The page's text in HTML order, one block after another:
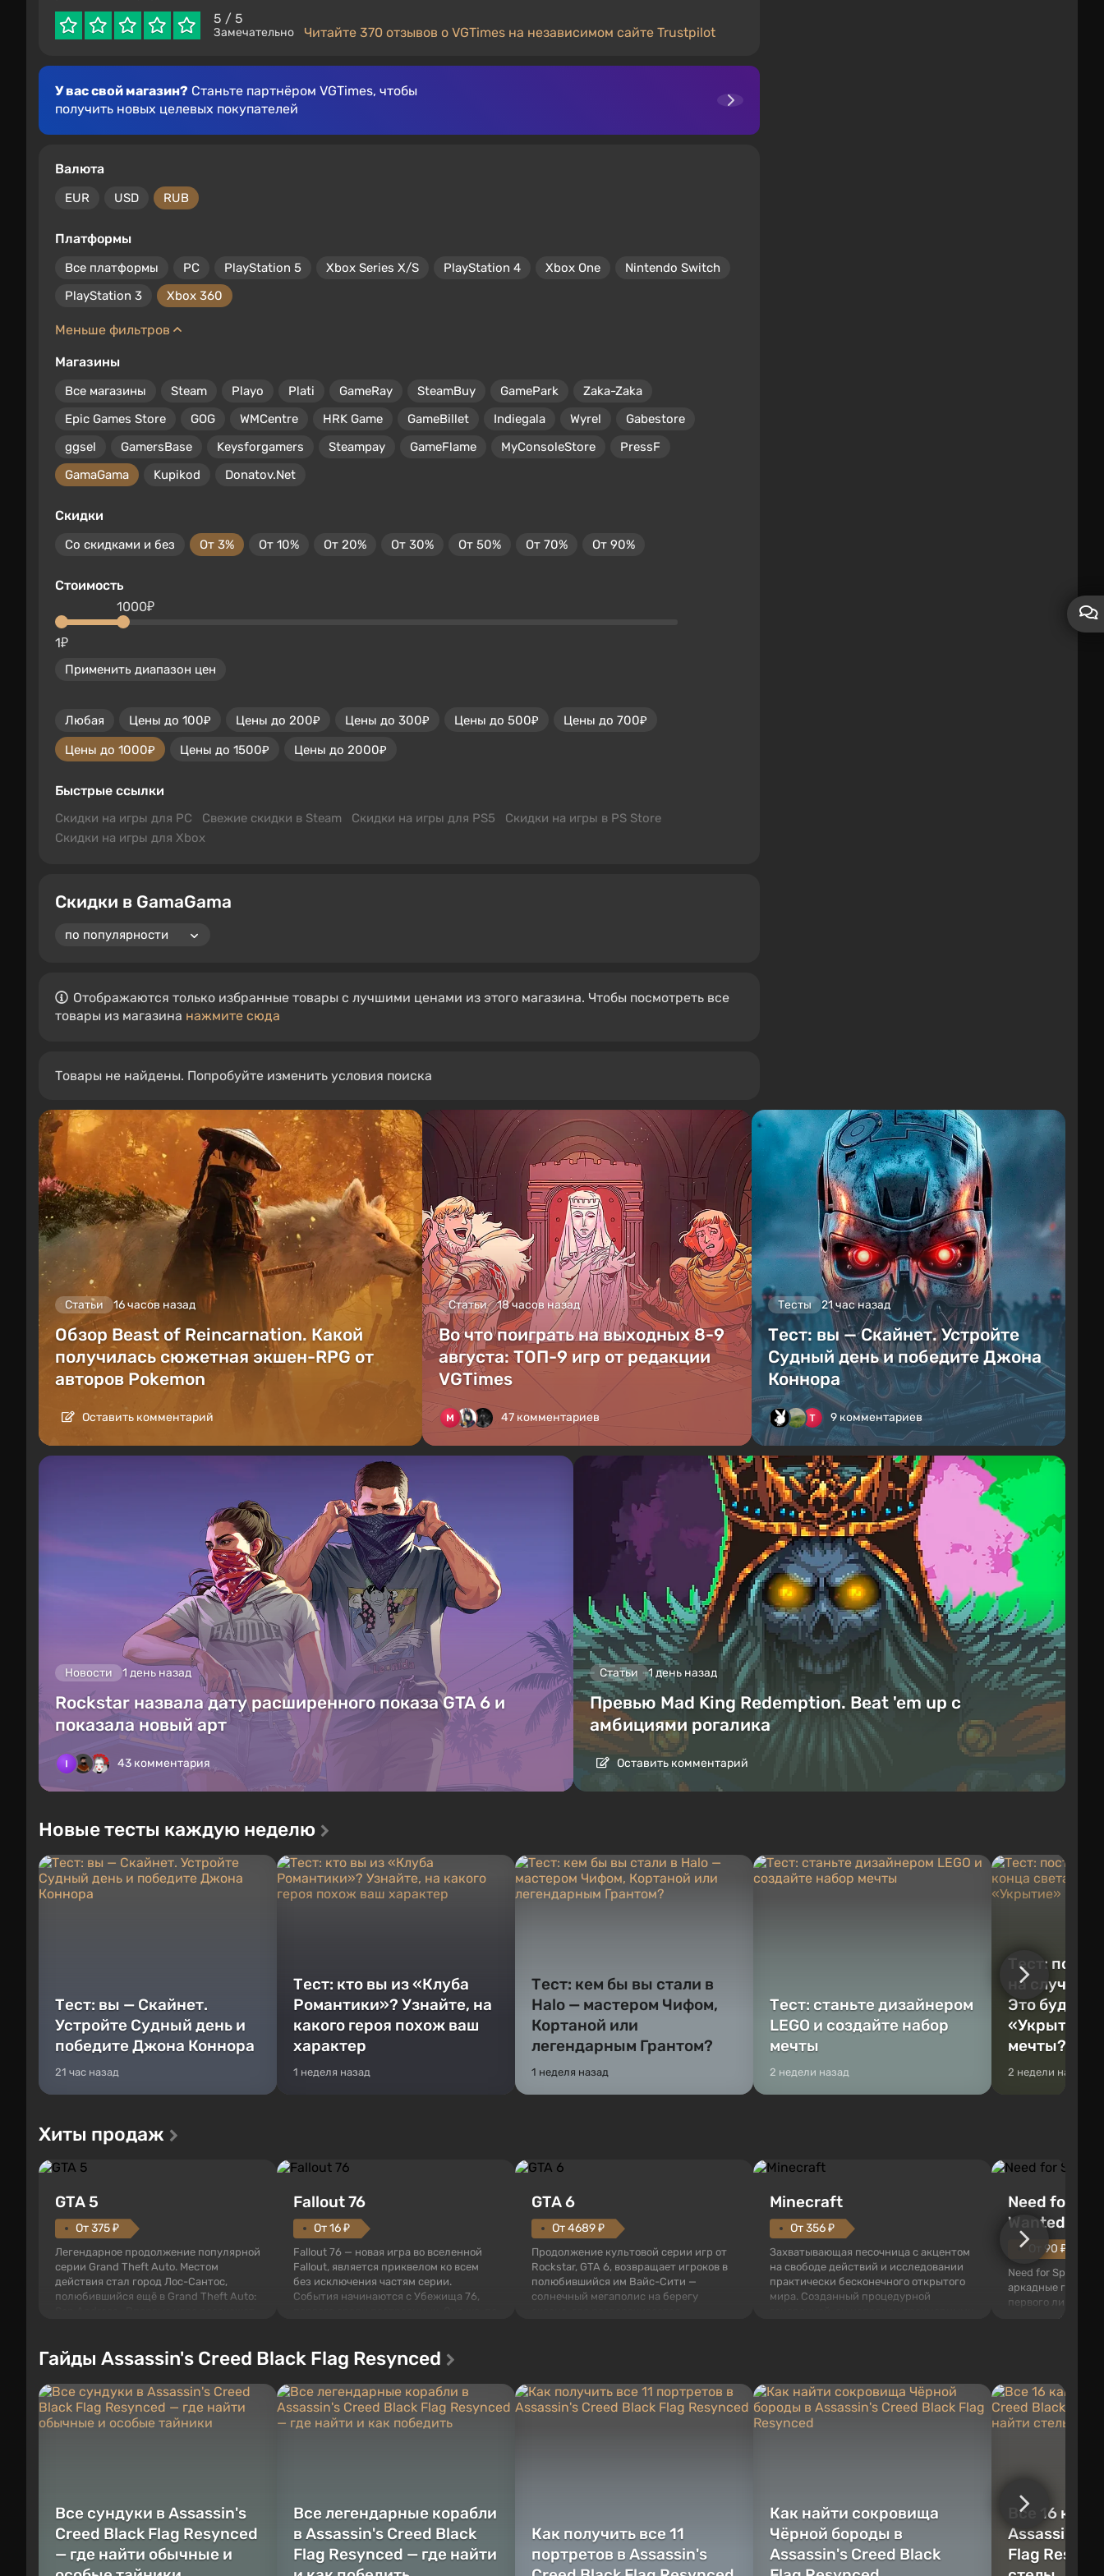
5 / 5
Замечательно Читайте 370 отзывов о VGTimes на независимом сайте Trustpilot
У вас свой магазин? Станьте партнёром VGTimes, чтобы
получить новых целевых покупателей
Валюта
EUR USD RUB
Платформы
Все платформы PC PlayStation 5 Xbox Series X/S PlayStation 4 Xbox One
Nintendo Switch
PlayStation 3
Xbox 360
Меньше фильтров
Магазины
Все магазины Steam Playo Plati GameRay SteamBuy GamePark
Zaka-Zaka
Epic Games Store
GOG WMCentre HRK Game GameBillet Indiegala Wyrel
Gabestore
ggsel
GamersBase Keysforgamers Steampay GameFlame MyConsoleStore
PressF
GamaGama
Kupikod Donatov.Net
Скидки
Со скидками и без От 3% От 10% От 20% От 30% От 50% От 70% От 90%
Стоимость
1₽
1000₽
Применить диапазон цен
Любая Цены до 100₽ Цены до 200₽ Цены до 300₽ Цены до 500₽
Цены до 700₽
Цены до 1000₽
Цены до 1500₽ Цены до 2000₽
Быстрые ссылки
Скидки на игры для PC Свежие скидки в Steam Скидки на игры для PS5
Скидки на игры в PS Store
Скидки на игры для Xbox
Скидки в GamaGama
Отображаются только избранные товары с лучшими ценами из этого магазина. Чтобы посмотреть все
товары из магазина нажмите сюда
Товары не найдены. Попробуйте изменить условия поиска
Статьи 16 часов назад
Обзор Beast of Reincarnation. Какой
получилась сюжетная экшен-RPG от
авторов Pokemon
Оставить комментарий
Статьи 18 часов назад
Во что поиграть на выходных 8-9
августа: ТОП-9 игр от редакции
VGTimes
47 комментариев
Тесты 21 час назад
Тест: вы — Скайнет. Устройте
Судный день и победите Джона
Коннора
9 комментариев
Новости 1 день назад
Rockstar назвала дату расширенного показа GTA 6 и
показала новый арт
43 комментария
Статьи 1 день назад
Превью Mad King Redemption. Beat 'em up с
амбициями рогалика
Оставить комментарий
Новые тесты каждую неделю
Тест: вы — Скайнет.
Устройте Судный день и
победите Джона Коннора
21 час назад
Тест: кто вы из «Клуба
Романтики»? Узнайте, на
какого героя похож ваш
характер
1 неделя назад
Тест: кем бы вы стали в
Halo — мастером Чифом,
Кортаной или
легендарным Грантом?
1 неделя назад
Тест: станьте дизайнером
LEGO и создайте набор
мечты
2 недели назад
Тест:
на случай
Это будет
«Укрытие»
мечты?
2 недели назад
Хиты продаж
GTA 5
От 375 ₽
Легендарное продолжение популярной
серии Grand Theft Auto. Местом
действия стал город Лос-Сантос,
полюбившийся ещё в Grand Theft Auto:
которыми вы сможете переключаться в
любое время. Жанр и...
Fallout 76
От 16 ₽
Fallout 76 — новая игра во вселенной
Fallout, является приквелом ко всем
без исключения частям серии.
События начинаются с Убежища 76,
как на Америку упадут ядерные бомбы.
Место действия Fallout...
GTA 6
От 4689 ₽
Продолжение культовой серии игр от
Rockstar, GTA 6, возвращает игроков в
полюбившийся им Вайс-Сити —
солнечный мегаполис на берегу
неприятности. И...
Minecraft
От 356 ₽
Захватывающая песочница с акцентом
на свободе действий и исследовании
практически бесконечного открытого
мира. Созданный процедурной
Игроку дана по...
Need for
Wanted
От 90 ₽
Need for Speed:
аркадные гонки с
первого лица. В
нарушите
Гайды Assassin's Creed Black Flag Resynced
Все сундуки в Assassin's
Creed Black Flag Resynced
— где найти обычные и
Все легендарные корабли
в Assassin's Creed Black
Flag Resynced — где найти
Как получить все 11
портретов в Assassin's
Как найти сокровища
Чёрной бороды в
Assassin's Creed Black
Все 16
Assassin's
Flag